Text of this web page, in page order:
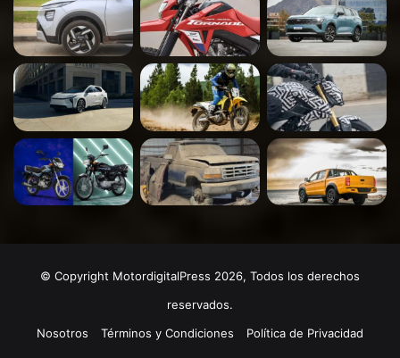
© Copyright MotordigitalPress 2026, Todos los derechos
reservados.
Nosotros
Términos y Condiciones Política de Privacidad